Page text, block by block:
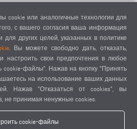
cookie или аналогичные технологии для
с вашего согласия ваша информация
для других целей, указанных в политике
. Вы можете свободно дать, отказать,
настроить свои предпочтения в любое
cookie-файлы". Нажав на кнопку "Принять
на использование ваших данных
Нажав "Отказаться от cookies", вы
не принимая ненужные cookies.
cookie-файлы